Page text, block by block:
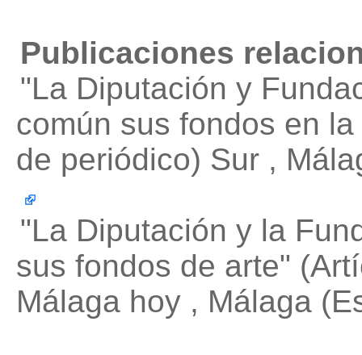
Publicaciones
"La Diputación y
común sus fondos en
de periódico) Sur ,
"La Diputación y la
sus fondos de arte"
Málaga hoy , Málaga